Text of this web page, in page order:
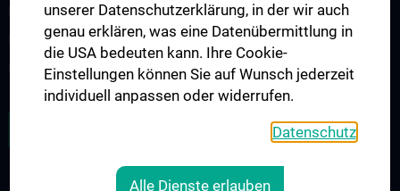
Forschung Transplantation
Preise und Auszeichnungen
Researcher of the month
unserer Datenschutzerklärung, in der wir auch
genau erklären, was eine Datenübermittlung in
die USA bedeuten kann. Ihre Cookie-
Einstellungen können Sie auf Wunsch jederzeit
individuell anpassen oder widerrufen.
Datenschutz
Alle Dienste erlauben